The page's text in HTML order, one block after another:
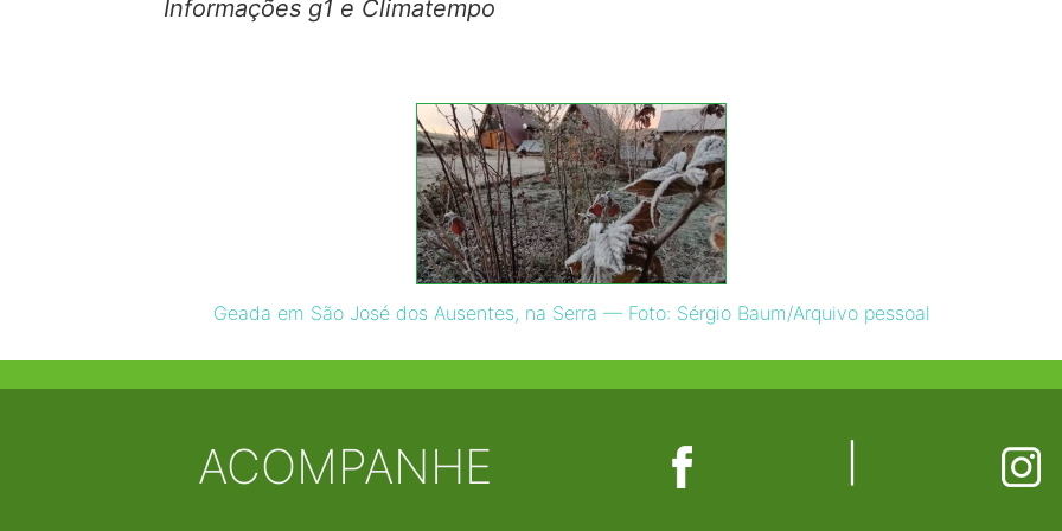
Informações g1 e Climatempo
Geada em São José dos Ausentes, na Serra — Foto: Sérgio Baum/Arquivo pessoal
ACOMPANHE